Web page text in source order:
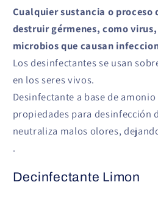
Cualquier sustancia o proceso
destruir gérmenes, como
microbios que causan
Los desinfectantes se usan
en los seres vivos.
Desinfectante a base de
propiedades para desinfección
neutraliza malos olores,
.
Decinfectante Limon